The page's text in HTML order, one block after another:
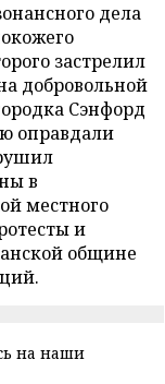
дела
застрелил
добровольной
Сэнфорд
оправдали
в
местного
и
общине
на наши